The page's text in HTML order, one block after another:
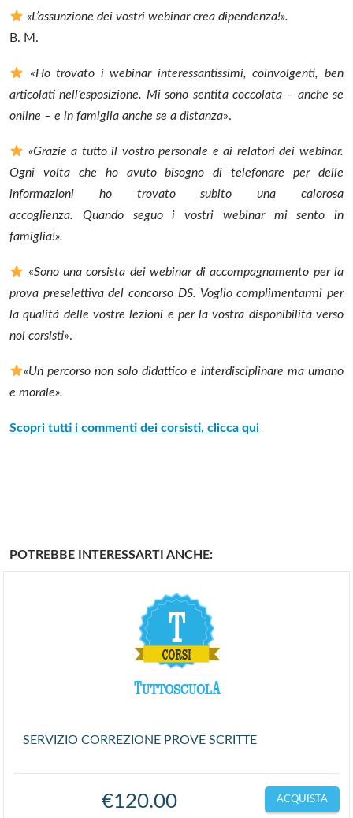
«L’assunzione dei vostri webinar crea dipendenza!».
B. M.
«Ho trovato i webinar interessantissimi, coinvolgenti, ben
articolati nell’esposizione. Mi sono sentita coccolata – anche se
online – e in famiglia anche se a distanza».
«Grazie a tutto il vostro personale e ai relatori dei webinar.
Ogni volta che ho avuto bisogno di telefonare per delle
informazioni ho trovato subito una calorosa
accoglienza. Quando seguo i vostri webinar mi sento in
famiglia!».
«Sono una corsista dei webinar di accompagnamento per la
prova preselettiva del concorso DS. Voglio complimentarmi per
la qualità delle vostre lezioni e per la vostra disponibilità verso
noi corsisti».
«Un percorso non solo didattico e interdisciplinare ma umano
e morale».
Scopri tutti i commenti dei corsisti, clicca qui
POTREBBE INTERESSARTI ANCHE:
SERVIZIO CORREZIONE PROVE SCRITTE
€120.00 ACQUISTA